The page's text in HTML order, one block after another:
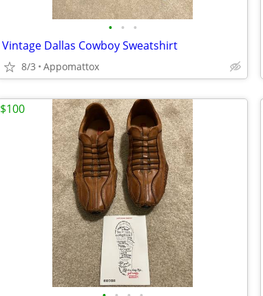
• • •
Vintage Dallas Cowboy Sweatshirt
8/3 Appomattox
$100